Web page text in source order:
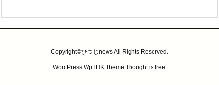
Copyright©ひつじnews All Rights Reserved.
WordPress WpTHK Theme Thought is free.